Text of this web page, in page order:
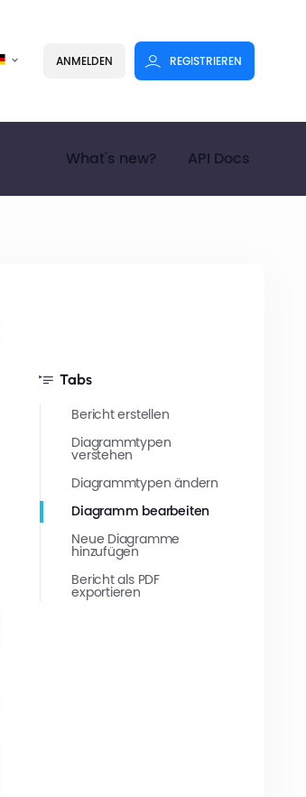
ANMELDEN REGISTRIEREN
What's new? API Docs
Tabs
Bericht erstellen
Diagrammtypen
verstehen
Diagrammtypen ändern
Diagramm bearbeiten
Neue Diagramme
hinzufügen
Bericht als PDF
exportieren